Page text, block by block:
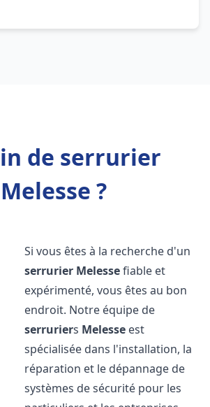
de serrurier
Melesse ?
Si vous êtes à la recherche d'un
serrurier Melessefiable et
expérimenté, vous êtes au bon
endroit. Notre équipe de
serruriers Melesse est
spécialisée dans l'installation, la
réparation et le dépannage de
systèmes de sécurité pour les